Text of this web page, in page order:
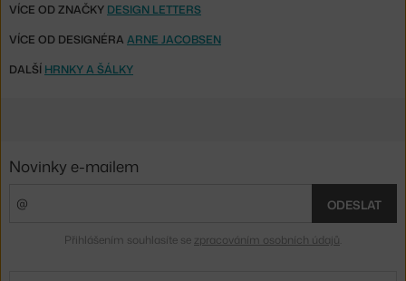
VÍCE OD ZNAČKY DESIGN LETTERS
VÍCE OD DESIGNÉRA ARNE JACOBSEN
DALŠÍ HRNKY A ŠÁLKY
Novinky e-mailem
ODESLAT
Přihlášením souhlasíte se zpracováním osobních údajů